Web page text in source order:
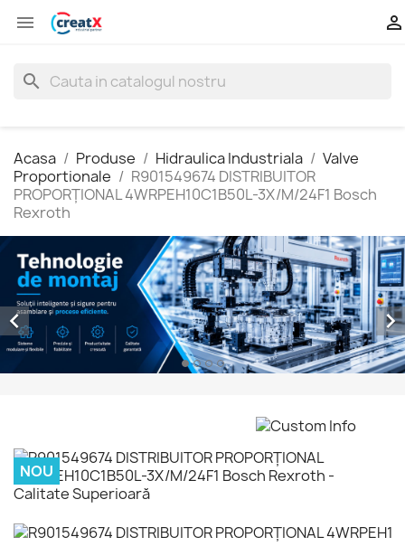
 
search
Acasa Produse Hidraulica Industriala
Valve
Proportionale
R901549674 DISTRIBUITOR
PROPORŢIONAL 4WRPEH10C1B50L-3X/M/24F1 Bosch
Rexroth
 
NOU